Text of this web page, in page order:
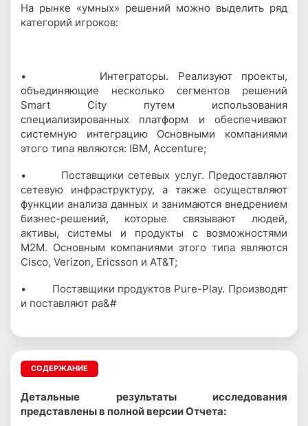
На рынке «умных» решений можно выделить ряд
категорий игроков:
• Интеграторы. Реализуют проекты,
объединяющие несколько сегментов решений
Smart City путем использования
специализированных платформ и обеспечивают
системную интеграцию Основными компаниями
этого типа являются: IBM, Accenture;
• Поставщики сетевых услуг. Предоставляют
сетевую инфраструктуру, а также осуществляют
функции анализа данных и занимаются внедрением
бизнес-решений, которые связывают людей,
активы, системы и продукты с возможностями
M2M. Основным компаниями этого типа являются
Cisco, Verizon, Ericsson и AT&T;
• Поставщики продуктов Pure-Play. Производят
и поставляют ра&#
СОДЕРЖАНИЕ
Детальные результаты исследования
представлены в полной версии Отчета: